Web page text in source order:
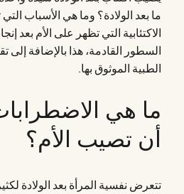
ما بعد الولادة؟ وما هي الأسباب
الاكتئابية التي تظهر على الأم
السطور القادمة، هذا بالإضافة إلى
الطبية الموثوق بها.
ما هي
أن تصيب الأم؟
تتعرض نفسية المرأة بعد الولادة